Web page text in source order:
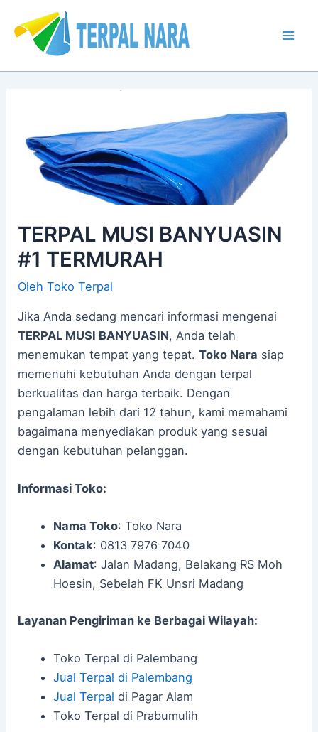
konten
TERPAL MUSI BANYUASIN
#1 TERMURAH
OlehToko Terpal
Jika Anda sedang mencari informasi mengenai
TERPAL MUSI BANYUASIN, Anda telah
menemukan tempat yang tepat.Toko Nara siap
memenuhi kebutuhan Anda dengan terpal
berkualitas dan harga terbaik. Dengan
pengalaman lebih dari 12 tahun, kami memahami
bagaimana menyediakan produk yang sesuai
dengan kebutuhan pelanggan.
Informasi Toko:
Nama Toko: Toko Nara
Kontak: 0813 7976 7040
Alamat: Jalan Madang, Belakang RS Moh
Hoesin, Sebelah FK Unsri Madang
Layanan Pengiriman ke Berbagai Wilayah:
Toko Terpal di Palembang
Jual Terpal di Palembang
Jual Terpal di Pagar Alam
Toko Terpal di Prabumulih
navigation